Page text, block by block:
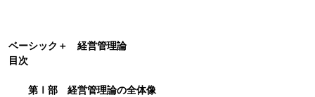
ベーシック＋ 経営管理論
目次
第Ⅰ部 経営管理論の全体像